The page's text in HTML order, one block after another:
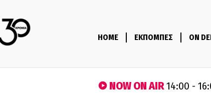
HOME ΕΚΠΟΜΠΕΣ ON
NOW ON AIR14:00 -